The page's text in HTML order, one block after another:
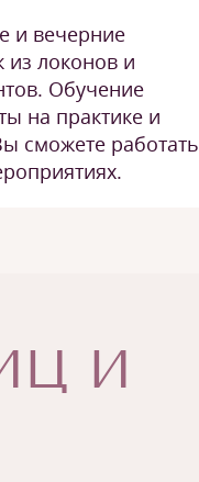
и вечерние
из локонов и
Обучение
на практике и
сможете работать
И